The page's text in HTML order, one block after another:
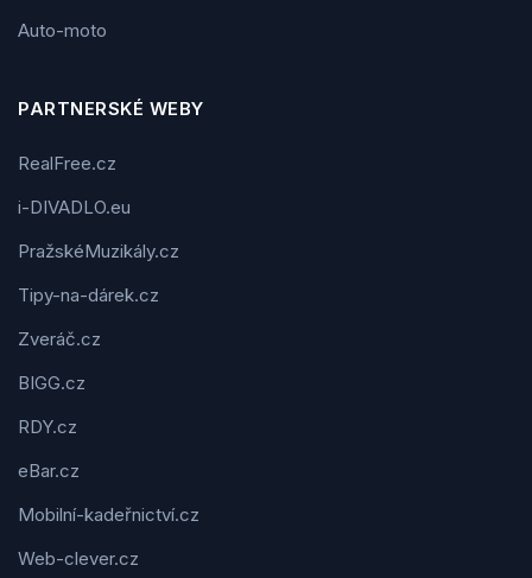
Auto-moto
PARTNERSKÉ WEBY
RealFree.cz
i-DIVADLO.eu
PražskéMuzikály.cz
Tipy-na-dárek.cz
Zveráč.cz
BIGG.cz
RDY.cz
eBar.cz
Mobilní-kadeřnictví.cz
Web-clever.cz